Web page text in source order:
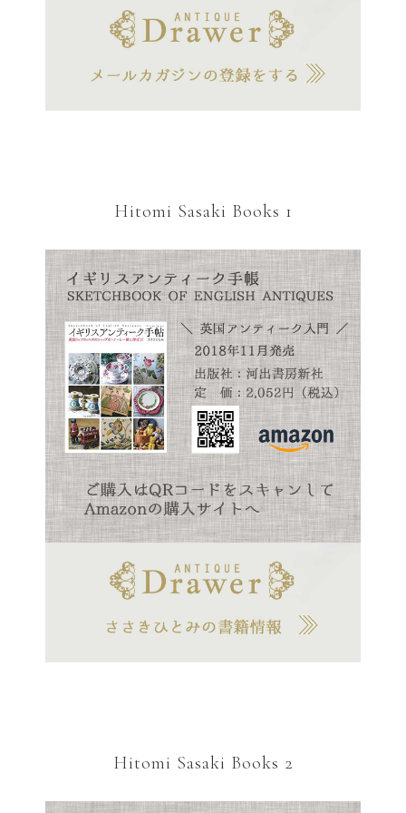
Hitomi Sasaki Books 1
Hitomi Sasaki Books 2